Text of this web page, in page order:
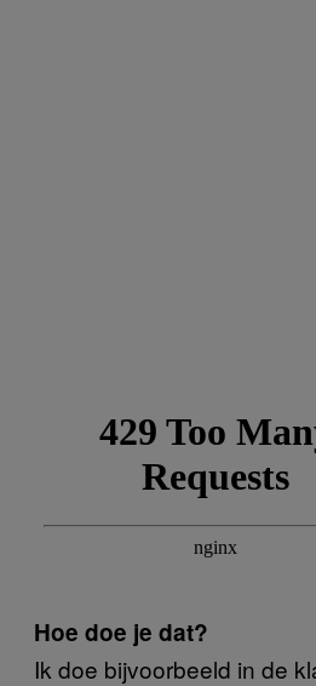
Hoe doe je dat?
Ik doe bijvoorbeeld in de